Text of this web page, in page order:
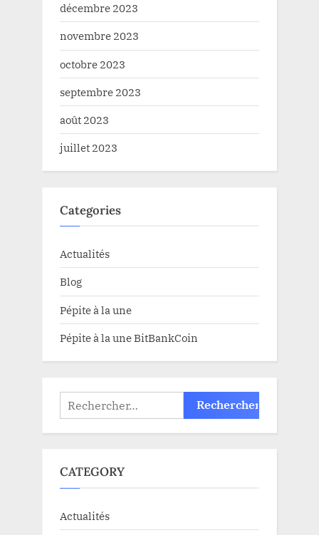
décembre 2023
novembre 2023
octobre 2023
septembre 2023
août 2023
juillet 2023
Categories
Actualités
Blog
Pépite à la une
Pépite à la une BitBankCoin
Rechercher :
CATEGORY
Actualités